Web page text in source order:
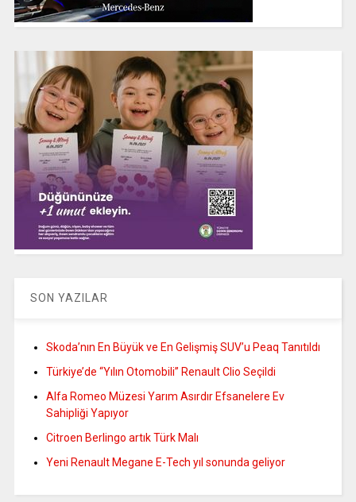
SON YAZILAR
Skoda’nın En Büyük ve En Gelişmiş SUV’u Peaq Tanıtıldı
Türkiye’de “Yılın Otomobili” Renault Clio Seçildi
Alfa Romeo Müzesi Yarım Asırdır Efsanelere Ev
Sahipliği Yapıyor
Citroen Berlingo artık Türk Malı
Yeni Renault Megane E-Tech yıl sonunda geliyor